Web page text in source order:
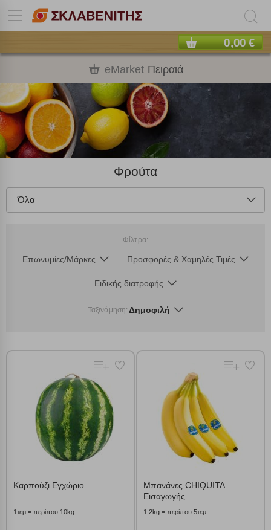
0,00 €
eMarket Πειραιά
Φρούτα
Όλα
Φίλτρα:
Επωνυμίες/Μάρκες Προσφορές & Χαμηλές Τιμές
Ειδικής διατροφής
Ταξινόμηση: Δημοφιλή
Καρπούζι Εγχώριο
1τεμ = περίπου 10kg
Μπανάνες CHIQUITA
Εισαγωγής
1,2kg = περίπου 5τεμ